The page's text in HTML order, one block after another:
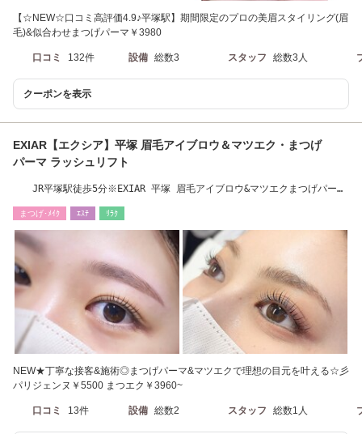
【☆NEW☆口コミ高評価4.9♪平塚駅】期間限定のプロの美眉スタイリング(眉
毛)&似合わせまつげパーマ￥3980
口コミ 132件 設備 総数3 スタッフ 総数3人
クーポンを表示
EXIAR【エクシア】平塚 眉毛アイブロウ＆マツエク・まつげ
パーマ ラッシュリフト
JR平塚駅徒歩5分※EXIAR 平塚 眉毛アイブロウ&マツエクまつげパーマ
まつげ･ﾒｲｸ ｴｽﾃ ﾘﾗｸ
NEW★丁寧な接客&施術◎まつげパーマ&マツエクで理想の目元を叶える☆彡
パリジェンヌ￥5500 まつエク￥3960~
口コミ 13件 設備 総数2 スタッフ 総数1人